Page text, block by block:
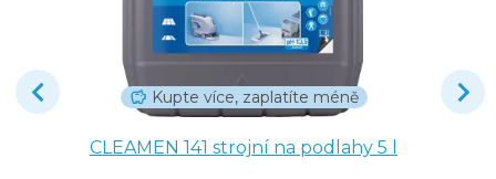
Kupte více, zaplatíte méně
CLEAMEN 141 strojní na podlahy 5 l